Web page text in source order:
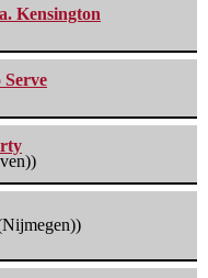
Kensington
Serve